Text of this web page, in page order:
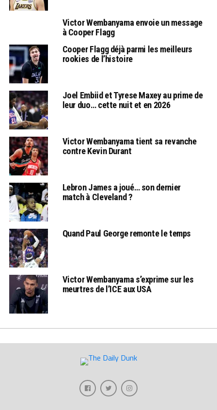
Victor Wembanyama envoie un message
à Cooper Flagg
Cooper Flagg déjà parmi les meilleurs
rookies de l’histoire
Joel Embiid et Tyrese Maxey au prime de
leur duo… cette nuit et en 2026
Victor Wembanyama tient sa revanche
contre Kevin Durant
Lebron James a joué… son dernier
match à Cleveland ?
Quand Paul George remonte le temps
Victor Wembanyama s’exprime sur les
meurtres de l’ICE aux USA